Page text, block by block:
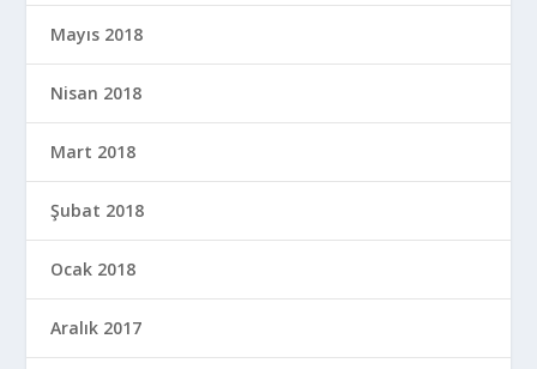
Mayıs 2018
Nisan 2018
Mart 2018
Şubat 2018
Ocak 2018
Aralık 2017